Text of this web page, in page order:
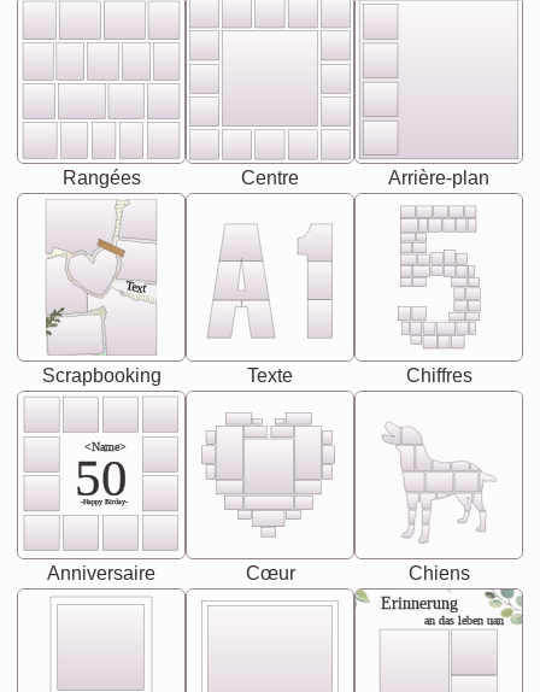
Rangées Centre Arrière-plan
Text
Scrapbooking Texte Chiffres
<Name>
50
-Happy Birday-
Anniversaire Cœur Chiens
Erinnerung
an das leben uan